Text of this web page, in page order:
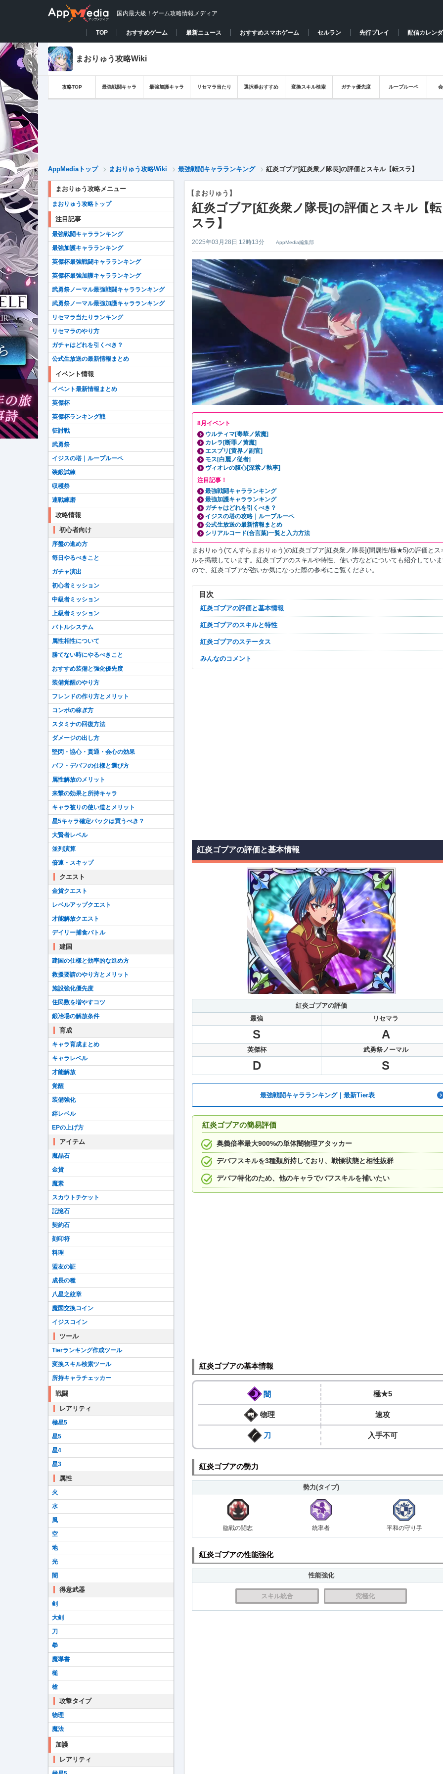
国内最大級！ゲーム攻略情報メディア
TOP おすすめゲーム 最新ニュース おすすめスマホゲーム セルラン 先行プレイ 配信カレン
まおりゅう攻略Wiki
攻略TOP 最強戦闘キャラ 最強加護キャラ リセマラ当たり 選択券おすすめ 変換スキル検索 ガチャ優先度 ループルーペ
AppMediaトップ まおりゅう攻略Wiki 最強戦闘キャラランキング 紅炎ゴブア[紅炎衆ノ隊長]の評価とスキル【転スラ】
【まおりゅう】
紅炎ゴブア[紅炎衆ノ隊長]の評価とスキル【転
スラ】
2025年03月28日 12時13分 AppMedia編集部
8月イベント
ウルティマ[毒華ノ紫魔]
カレラ[断罪ノ黄魔]
エスプリ[黄界ノ副官]
モス[白麗ノ従者]
ヴィオレの腹心[深紫ノ執事]
注目記事！
最強戦闘キャラランキング
最強加護キャラランキング
ガチャはどれを引くべき？
イジスの塔の攻略｜ループルーペ
公式生放送の最新情報まとめ
シリアルコード(合言葉)一覧と入力方法
まおりゅう(てんすらまおりゅう)の紅炎ゴブア[紅炎衆ノ隊長](闇属性/極★5)の評価とス
ルを掲載しています。紅炎ゴブアのスキルや特性、使い方などについても紹介してい
ので、紅炎ゴブアが強いか気になった際の参考にご覧ください。
目次
紅炎ゴブアの評価と基本情報
紅炎ゴブアのスキルと特性
紅炎ゴブアのステータス
みんなのコメント
紅炎ゴブアの評価と基本情報
紅炎ゴブアの評価
最強 リセマラ
S A
英傑杯 武勇祭ノーマル
D S
最強戦闘キャラランキング｜最新Tier表
紅炎ゴブアの簡易評価
奥義倍率最大900%の単体闇物理アタッカー
デバフスキルを3種類所持しており、戦慄状態と相性抜群
デバフ特化のため、他のキャラでバフスキルを補いたい
紅炎ゴブアの基本情報
闇 極★5
物理 速攻
刀 入手不可
紅炎ゴブアの勢力
勢力(タイプ)
臨戦の闘志 統率者 平和の守り手
紅炎ゴブアの性能強化
性能強化
スキル統合 究極化
まおりゅう攻略メニュー
まおりゅう攻略トップ
注目記事
最強戦闘キャラランキング
最強加護キャラランキング
英傑杯最強戦闘キャラランキング
英傑杯最強加護キャラランキング
武勇祭ノーマル最強戦闘キャラランキング
武勇祭ノーマル最強加護キャラランキング
リセマラ当たりランキング
リセマラのやり方
ガチャはどれを引くべき？
公式生放送の最新情報まとめ
イベント情報
イベント最新情報まとめ
英傑杯
英傑杯ランキング戦
征討戦
武勇祭
イジスの塔｜ループルーペ
装鍛試練
収穫祭
連戦練磨
攻略情報
初心者向け
序盤の進め方
毎日やるべきこと
ガチャ演出
初心者ミッション
中級者ミッション
上級者ミッション
バトルシステム
属性相性について
勝てない時にやるべきこと
おすすめ装備と強化優先度
装備覚醒のやり方
フレンドの作り方とメリット
コンボの稼ぎ方
スタミナの回復方法
ダメージの出し方
堅閃・協心・貫通・会心の効果
バフ・デバフの仕様と選び方
属性解放のメリット
来撃の効果と所持キャラ
キャラ被りの使い道とメリット
星5キャラ確定パックは買うべき？
大賢者レベル
並列演算
倍速・スキップ
クエスト
金貨クエスト
レベルアップクエスト
才能解放クエスト
デイリー捕食バトル
建国
建国の仕様と効率的な進め方
救援要請のやり方とメリット
施設強化優先度
住民数を増やすコツ
鍛冶場の解放条件
育成
キャラ育成まとめ
キャラレベル
才能解放
覚醒
装備強化
絆レベル
EPの上げ方
アイテム
魔晶石
金貨
魔素
スカウトチケット
記憶石
契約石
刻印符
料理
盟友の証
成長の種
八星之紋章
魔国交換コイン
イジスコイン
ツール
Tierランキング作成ツール
変換スキル検索ツール
所持キャラチェッカー
戦闘
レアリティ
極星5
星5
星4
星3
属性
火
水
風
空
地
光
闇
得意武器
剣
大剣
刀
拳
魔導書
槌
槍
攻撃タイプ
物理
魔法
加護
レアリティ